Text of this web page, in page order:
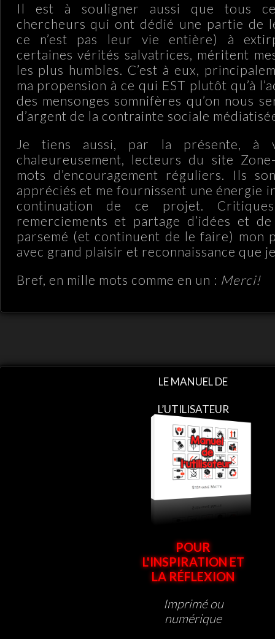
Il est à souligner aussi que tous
chercheurs qui ont dédié une partie de
ce n’est pas leur vie entière) à
certaines vérités salvatrices, méritent
les plus humbles. C’est à eux,
ma propension à ce qui EST plutôt qu’à
des mensonges somnifères qu’on nous
d’argent de la contrainte sociale
Je tiens aussi, par la présente, à
chaleureusement, lecteurs du site
mots d’encouragement réguliers. Ils
appréciés et me fournissent une énergie
continuation de ce projet. Critiques
remerciements et partage d’idées et
parsemé (et continuent de le faire) mon
avec grand plaisir et reconnaissance que
Bref, en mille mots comme en un : Merci!
LE MANUEL DE
L’UTILISATEUR
POUR
L'INSPIRATION ET
LA RÉFLEXION
Imprimé ou
numérique